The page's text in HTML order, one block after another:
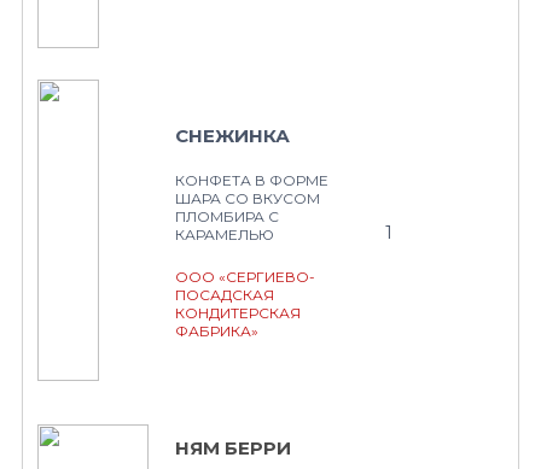
СНЕЖИНКА
КОНФЕТА В ФОРМЕ
ШАРА СО ВКУСОМ
ПЛОМБИРА С
КАРАМЕЛЬЮ
ООО «СЕРГИЕВО-
ПОСАДСКАЯ
КОНДИТЕРСКАЯ
ФАБРИКА»
1
НЯМ БЕРРИ